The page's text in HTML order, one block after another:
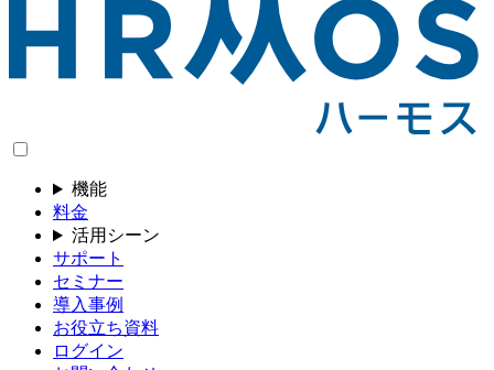
機能
料金
活用シーン
サポート
セミナー
導入事例
お役立ち資料
ログイン